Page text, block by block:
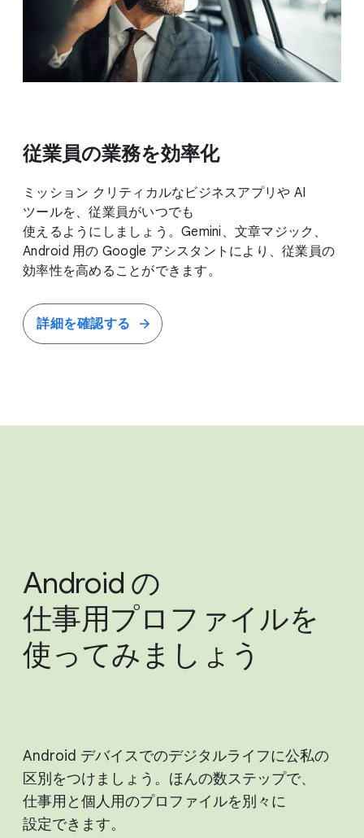
従業員の​業務を​効率化
ミッション クリティカルな​ビジネスアプリや AI
ツールを、​従業員が​いつでも​
使えるようにしましょう。​Gemini、​文章マジック、​
Android 用の Google アシスタントに​より、​従業員の​
効率性を​高める​ことができます。
詳細を​確認する
Android の​
仕事用プロファイルを​
使ってみましょう
Android デバイスでの​デジタルライフに​公私の​
区別を​つけましょう。​ほんの​数ステップで、​
仕事用と​個人用の​プロファイルを​別々に​
設定できます。